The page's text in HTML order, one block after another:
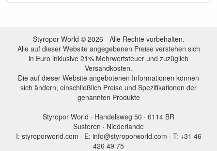
Styropor World © 2026 - Alle Rechte vorbehalten.
Alle auf dieser Website angegebenen Preise verstehen sich
in Euro inklusive 21% Mehrwertsteuer und zuzüglich
Versandkosten.
Die auf dieser Website angebotenen Informationen können
sich ändern, einschließlich Preise und Spezifikationen der
genannten Produkte
Styropor World · Handelsweg 50 · 6114 BR
Susteren · Niederlande
I: styroporworld.com · E: info@styroporworld.com · T: +31 46
426 49 75